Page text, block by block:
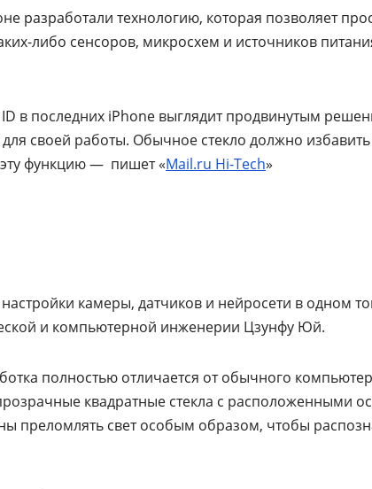
разработали технологию, которая позволяет
либо сенсоров, микросхем и источников
в последних iPhone выглядит продвинутым
своей работы. Обычное стекло должно
функцию — пишет «Mail.ru Hi-Tech»
камеры, датчиков и нейросети в одном
и компьютерной инженерии Цзунфу Юй.
полностью отличается от обычного
квадратные стекла с расположенными
преломлять свет особым образом, чтобы